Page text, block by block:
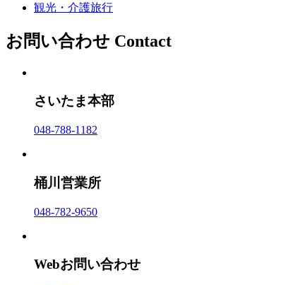
観光・介護旅行
お問い合わせ Contact
さいたま本部
048-788-1182
桶川営業所
048-782-9650
Webお問い合わせ